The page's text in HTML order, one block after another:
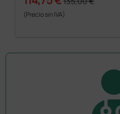
(Precio sin IVA)